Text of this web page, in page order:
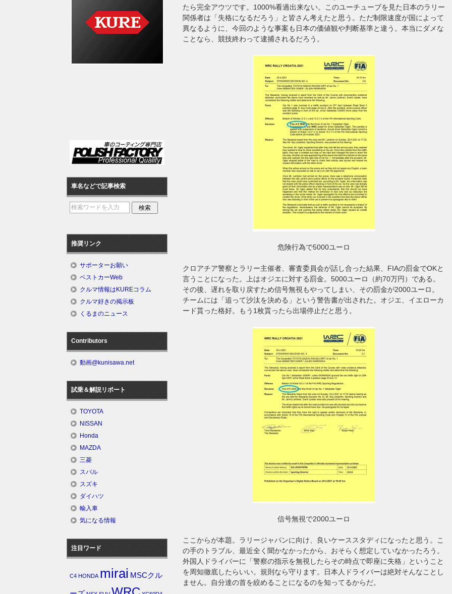
たら完全アウツです。1000%看過出来ない。このユーチューブを見た日本のラリー
関係者は「失格になるだろう」と皆さん考えたと思う。ただ制限速度が国によって
異なるように、今回のような事案も日本の価値観や判断基準と違う。本当にダメな
ことなら、競技終わって逮捕されるだろう。
危険行為で5000ユーロ
クロアチア警察とラリー主催者、審査委員会が話し合った結果、FIAの罰金でOKと
言うことになった。上はオジエに対する罰金。5000ユーロ（約70万円）である。
その後、遅れを取り戻すため信号無視もやってしまい、その罰金が2000ユーロ。
チームには「追って沙汰を決める」という警告書が出された。オジエ、イエローカ
ード貰った格好。もう1枚貰ったら出場停止だと思う。
信号無視で2000ユーロ
ここからが本題。ラリージャパンに向け、良いケーススタディになったと思う。こ
の手のトラブル、最近全く聞かなかったから、おそらく想定していなかったろう。
外国人ドライバーに「警察の指示を無視したらその時点で即座に失格」ということ
を周知徹底したらいい。規則なら守ります。日本人ドライバーは絶対そんなことし
ません。自分達の首を絞めることになるのを知ってるからだ。
車名などで記事検索
推奨リンク
サポーターお願い
ベストカーWeb
クルマ情報はKUREコラム
クルマ好きの掲示板
くるまのニュース
Contributors
動画@kunisawa.net
試乗＆解説リポート
TOYOTA
NISSAN
Honda
MAZDA
三菱
スバル
スズキ
ダイハツ
輸入車
気になる情報
注目ワード
C4 HONDA mirai MSCクル